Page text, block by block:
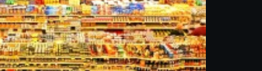
que
llenará
la
ciudad
de
monólogos,